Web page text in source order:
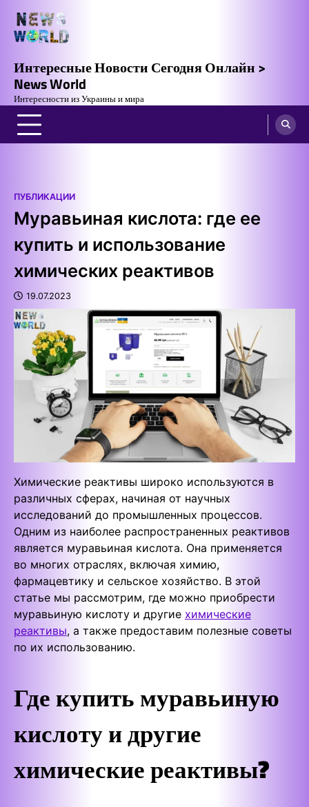
content
Интересные Новости Сегодня Онлайн >
News World
Интересности из Украины и мира
ПУБЛИКАЦИИ
Муравьиная кислота: где ее
купить и использование
химических реактивов
19.07.2023
Химические реактивы широко используются в
различных сферах, начиная от научных
исследований до промышленных процессов.
Одним из наиболее распространенных реактивов
является муравьиная кислота. Она применяется
во многих отраслях, включая химию,
фармацевтику и сельское хозяйство. В этой
статье мы рассмотрим, где можно приобрести
муравьиную кислоту и другие химические
реактивы, а также предоставим полезные советы
по их использованию.
Где купить муравьиную
кислоту и другие
химические реактивы?